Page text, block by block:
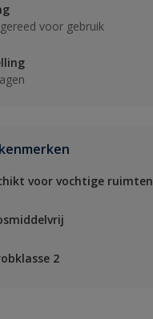
voor gebruik
voor vochtige ruimten
2